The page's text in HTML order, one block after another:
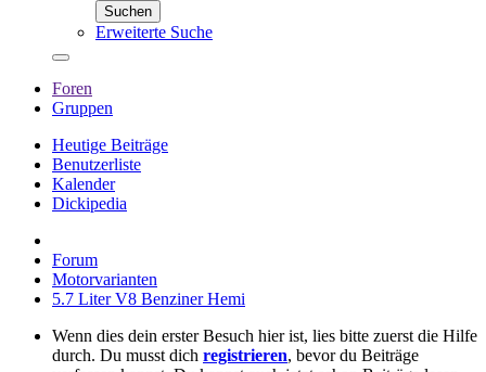
Suchen
Erweiterte Suche
Foren
Gruppen
Heutige Beiträge
Benutzerliste
Kalender
Dickipedia
Forum
Motorvarianten
5.7 Liter V8 Benziner Hemi
Wenn dies dein erster Besuch hier ist, lies bitte zuerst die Hilfe
durch. Du musst dich registrieren, bevor du Beiträge